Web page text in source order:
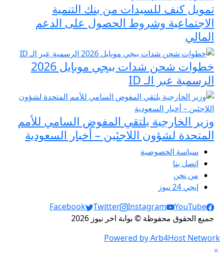
تمويل كنف للسيدات من بنك التنمية
الاجتماعية وشروط الحصول على الدعم
المالي
خطوات شحن شدات ببجي موبايل 2026
الرسمية عبر الـ ID
وزير الخارجية يلتقي المفوض السامي للأمم
المتحدة لشؤون اللاجئين – أخبار السعودية
سياسة الخصوصية
اتصل بنا
من نحن
إيجي 24 نيوز
Social Links
Facebook Twitter Instagram
YouTube
جميع الحقوق محفوظة © بوابة اخر نيوز 2026
Powered by Arb4Host Network